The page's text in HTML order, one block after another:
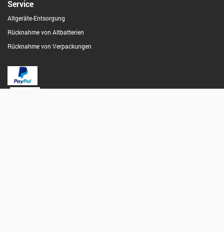
Service
Altgeräte-Entsorgung
Rücknahme von Altbatterien
Rücknahme von Verpackungen